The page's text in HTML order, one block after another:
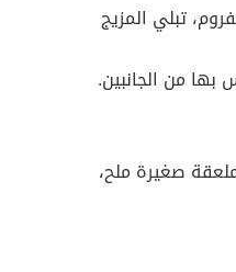
المفروم، تبلي المزيج
بها من الجانبين.
صغيرة ملح،